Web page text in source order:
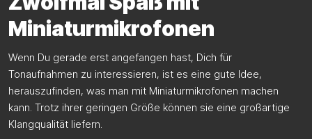
Miniaturmikrofonen
Wenn Du gerade erst angefangen hast, Dich für
Tonaufnahmen zu interessieren, ist es eine gute Idee,
herauszufinden, was man mit Miniaturmikrofonen machen
kann. Trotz ihrer geringen Größe können sie eine großartige
Klangqualität liefern.